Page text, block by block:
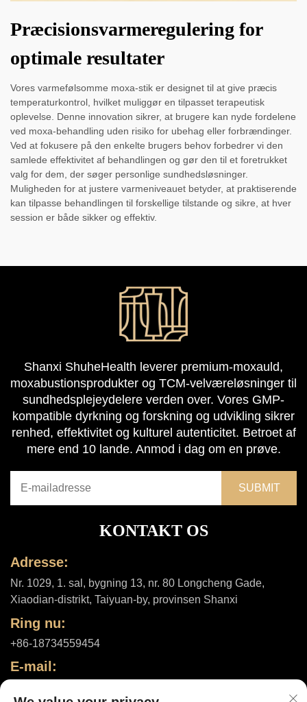
Præcisionsvarmeregulering for
optimale resultater
Vores varmefølsomme moxa-stik er designet til at give præcis
temperaturkontrol, hvilket muliggør en tilpasset terapeutisk
oplevelse. Denne innovation sikrer, at brugere kan nyde fordelene
ved moxa-behandling uden risiko for ubehag eller forbrændinger.
Ved at fokusere på den enkelte brugers behov forbedrer vi den
samlede effektivitet af behandlingen og gør den til et foretrukket
valg for dem, der søger personlige sundhedsløsninger.
Muligheden for at justere varmeniveauet betyder, at praktiserende
kan tilpasse behandlingen til forskellige tilstande og sikre, at hver
session er både sikker og effektiv.
Shanxi ShuheHealth leverer premium-moxauld,
moxabustionsprodukter og TCM-velværeløsninger til
sundhedsplejeydelere verden over. Vores GMP-
kompatible dyrkning og forskning og udvikling sikrer
renhed, effektivitet og kulturel autenticitet. Betroet af
mere end 10 lande. Anmod i dag om en prøve.
KONTAKT OS
Adresse:
Nr. 1029, 1. sal, bygning 13, nr. 80 Longcheng Gade,
Xiaodian-distrikt, Taiyuan-by, provinsen Shanxi
Ring nu:
+86-18734559454
E-mail: